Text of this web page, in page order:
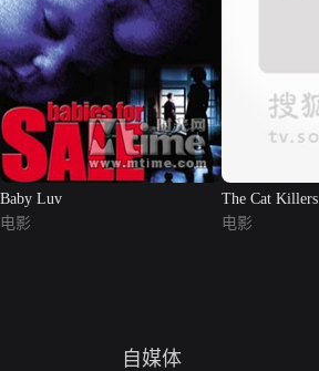
Baby Luv
电影
The Cat Killers
电影
自媒体